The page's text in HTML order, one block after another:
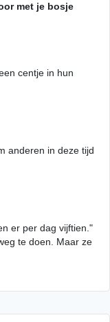
met je bosje
centje in hun
anderen in deze tijd
er per dag vijftien."
te doen. Maar ze